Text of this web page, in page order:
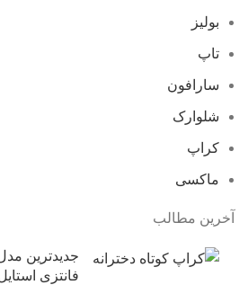
بولیز
تاپ
سارافون
شلوارک
کراپ
ماکسی
آخرین مطالب
جدیدترین